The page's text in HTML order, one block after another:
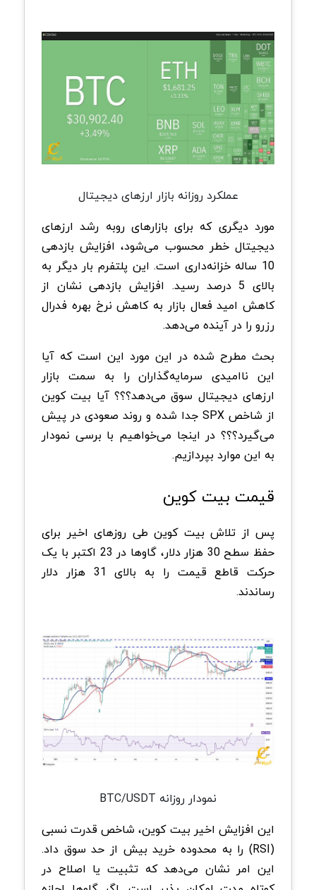
عملکرد روزانه بازار ارزهای دیجیتال
مورد دیگری که برای بازارهای روبه رشد ارزهای
دیجیتال خطر محسوب می‌شود، افزایش بازدهی
10 ساله خزانه‌داری است. این پلتفرم بار دیگر به
بالای 5 درصد رسید. افزایش بازدهی نشان از
کاهش امید فعال بازار به کاهش نرخ بهره فدرال
رزرو را در آینده می‌دهد.
بحث مطرح شده در این مورد این است که آیا
این ناامیدی سرمایه‌گذاران را به سمت بازار
ارزهای دیجیتال سوق می‌دهد؟؟؟ آیا بیت کوین
از شاخص SPX جدا شده و روند صعودی در پیش
می‌گیرد؟؟؟ در اینجا می‌خواهیم با برسی نمودار
به این موارد بپردازیم.
قیمت بیت کوین
پس از تلاش بیت کوین طی روزهای اخیر برای
حفظ سطح 30 هزار دلار، گاوها در 23 اکتبر با یک
حرکت قاطع قیمت را به بالای 31 هزار دلار
رساندند.
نمودار روزانه BTC/USDT
این افزایش اخیر بیت کوین، شاخص قدرت نسبی
(RSI) را به محدوده خرید بیش از حد سوق داد.
این امر نشان می‌دهد که تثبیت یا اصلاح در